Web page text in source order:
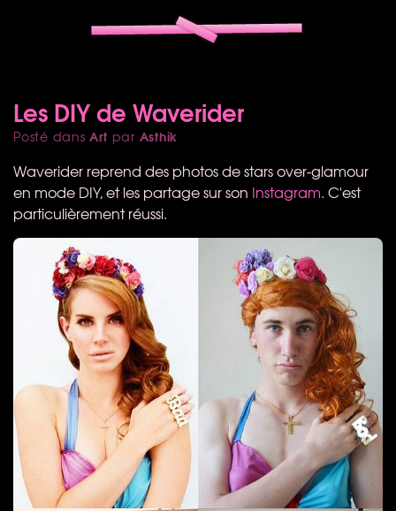
Les DIY de Waverider
Posté dansArt par Asthik
Waverider reprend des photos de stars over-glamour
en mode DIY, et les partage sur son Instagram. C'est
particulièrement réussi.